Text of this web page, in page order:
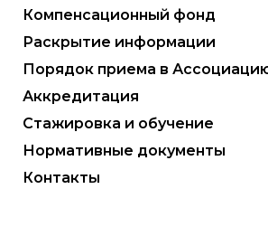
Компенсационный фонд
Раскрытие информации
Порядок приема в
Аккредитация
Стажировка и обучение
Нормативные документы
Контакты